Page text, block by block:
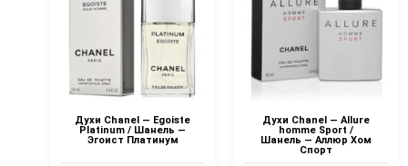
Духи Chanel — Egoiste
Platinum / Шанель —
Эгоист Платинум
Духи Chanel — Allure
homme Sport /
Шанель — Аллюр Хом
Спорт